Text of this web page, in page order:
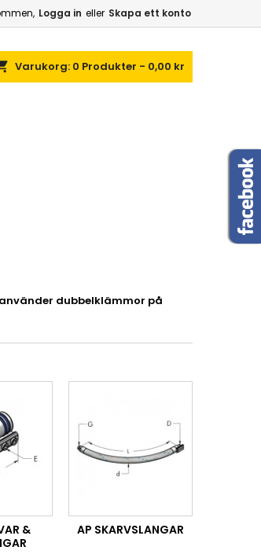
Logga in eller Skapa ett konto
Varukorg: 0 Produkter - 0,00 kr
dubbelklämmor på
&
AP SKARVSLANGAR